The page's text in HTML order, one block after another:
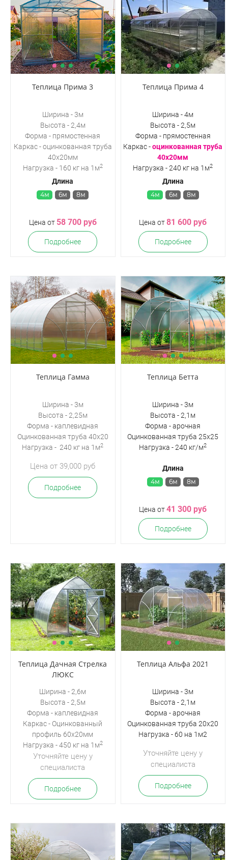
Теплица Прима 3
Ширина - 3м
Высота - 2,4м
Форма - прямостенная
Каркас -оцинкованная труба
40х20мм
Нагрузка - 160 кг на 1м2
Длина
4м 6м 8м
Цена от 58 700 руб
Подробнее
Теплица Прима 4
Ширина - 4м
Высота - 2,5м
Форма - прямостенная
Каркас -оцинкованная труба
40х20мм
Нагрузка - 240 кг на 1м2
Длина
4м 6м 8м
Цена от81 600 руб
Подробнее
Теплица Гамма
Ширина - 3м
Высота - 2,25м
Форма - каплевидная
Оцинкованная труба 40х20
Нагрузка - 240 кг на 1м2
Цена от 39,000 руб
Подробнее
Теплица Бетта
Ширина - 3м
Высота - 2,1м
Форма - арочная
Оцинкованная труба 25х25
Нагрузка - 240 кг/м2
Длина
4м 6м 8м
Цена от41 300 руб
Подробнее
Теплица Дачная Стрелка
ЛЮКС
Ширина - 2,6м
Высота - 2,5м
Форма - каплевидная
Каркас - Оцинкованный
профиль 60х20мм
Нагрузка - 450 кг на 1м2
Уточняйте цену у
специалиста
Подробнее
Теплица Альфа 2021
Ширина - 3м
Высота - 2,1м
Форма - арочная
Оцинкованная труба 20х20
Нагрузка - 60 на 1м2
Уточняйте цену у
специалиста
Подробнее